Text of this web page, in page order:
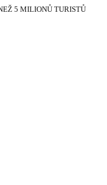
5 MILIONŮ TURISTŮ